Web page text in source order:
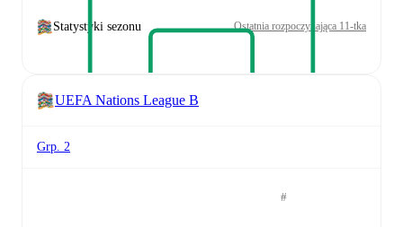
Statystyki sezonu Ostatnia rozpoczynająca 11-tka
UEFA Nations League B
Grp. 2
#